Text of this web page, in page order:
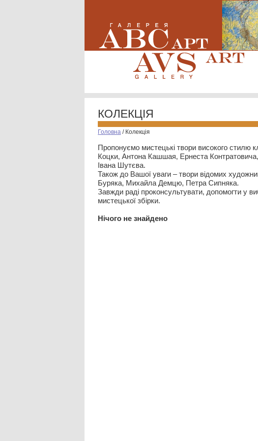
КОЛЕКЦІЯ
Головна / Колекція
Пропонуємо мистецькі твори високого стилю
Коцки, Антона Кашшая, Ернеста
Івана Шутєва.
Також до Вашої уваги – твори відомих
Буряка, Михайла Демцю, Петра Сипняка.
Завжди раді проконсультувати, допомогти у
мистецької збірки.
Нiчого не знайдено